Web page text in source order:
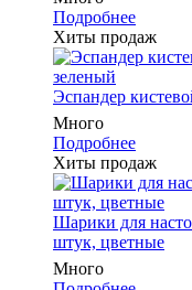
Подробнее
Хиты продаж
Эспандер
Много
Подробнее
Хиты продаж
Шарики для
штук, цветные
Много